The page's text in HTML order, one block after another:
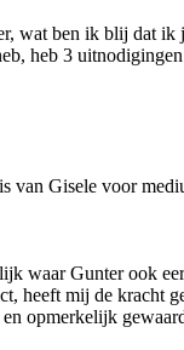
wat ben ik blij dat ik
heb 3
waar Gunter ook
heeft mij de kracht
opmerkelijk